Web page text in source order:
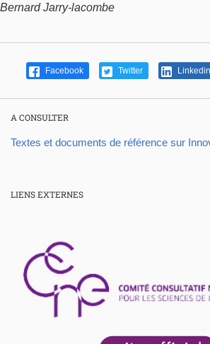
Bernard Jarry-lacombe
Facebook Twitter Linkedin
A CONSULTER
Textes et documents de référence sur
LIENS EXTERNES